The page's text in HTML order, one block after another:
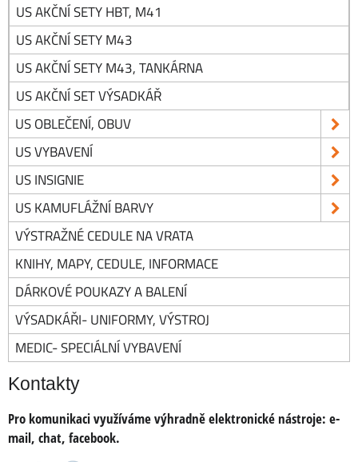
US AKČNÍ SETY HBT, M41
US AKČNÍ SETY M43
US AKČNÍ SETY M43, TANKÁRNA
US AKČNÍ SET VÝSADKÁŘ
US OBLEČENÍ, OBUV
US VYBAVENÍ
US INSIGNIE
US KAMUFLÁŽNÍ BARVY
VÝSTRAŽNÉ CEDULE NA VRATA
KNIHY, MAPY, CEDULE, INFORMACE
DÁRKOVÉ POUKAZY A BALENÍ
VÝSADKÁŘI- UNIFORMY, VÝSTROJ
MEDIC- SPECIÁLNÍ VYBAVENÍ
Kontakty
Pro komunikaci využíváme výhradně elektronické nástroje: e-
mail, chat, facebook.